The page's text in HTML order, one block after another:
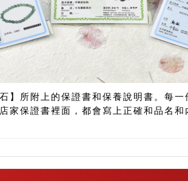
石】所附上的保證書和保養說明書。每
家保證書裡面，都會寫上正確和品名